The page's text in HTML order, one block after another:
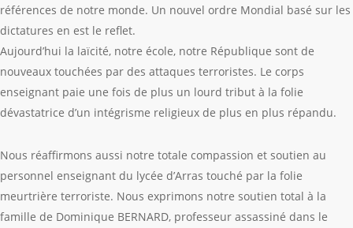
références de notre monde. Un nouvel ordre Mondial basé sur les
dictatures en est le reflet.
Aujourd’hui la laïcité, notre école, notre République sont de
nouveaux touchées par des attaques terroristes. Le corps
enseignant paie une fois de plus un lourd tribut à la folie
dévastatrice d’un intégrisme religieux de plus en plus répandu.
Nous réaffirmons aussi notre totale compassion et soutien au
personnel enseignant du lycée d’Arras touché par la folie
meurtrière terroriste. Nous exprimons notre soutien total à la
famille de Dominique BERNARD, professeur assassiné dans le